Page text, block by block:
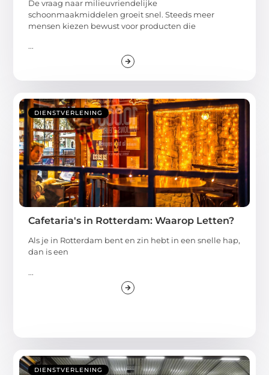
De vraag naar milieuvriendelijke
schoonmaakmiddelen groeit snel. Steeds meer
mensen kiezen bewust voor producten die
...
DIENSTVERLENING
Cafetaria's in Rotterdam: Waarop Letten?
Als je in Rotterdam bent en zin hebt in een snelle hap,
dan is een
...
DIENSTVERLENING